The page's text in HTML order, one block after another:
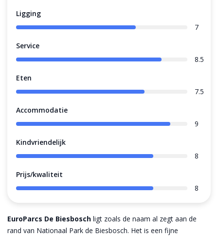
EuroParcs De Biesbosch ligt zoals de naam al zegt aan de
rand van Nationaal Park de Biesbosch. Het is een fijne
Ligging
7
Service
8.5
Eten
7.5
Accommodatie
9
Kindvriendelijk
8
Prijs/kwaliteit
8